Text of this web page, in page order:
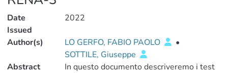
Date
Issued
2022
Author(s) LO GERFO, FABIO PAOLO
•
SOTTILE, Giuseppe
Abstract
In questo documento descriveremo i test